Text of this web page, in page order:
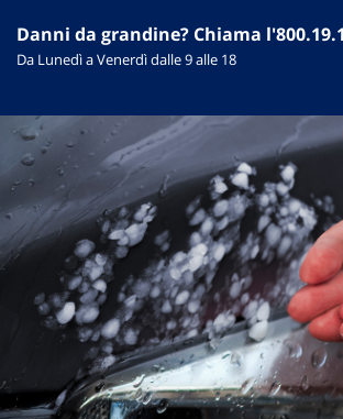
Danni da grandine? Chiama
Da Lunedì a Venerdì dalle 9 alle 18